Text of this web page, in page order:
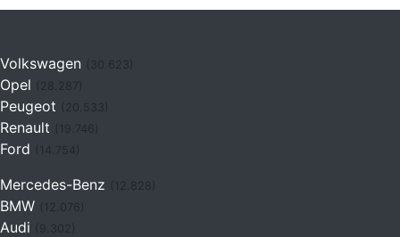
Volkswagen (30.623)
Opel
Peugeot
Renault (19.746)
Ford (14.754)
Mercedes-Benz
BMW (12.076)
Audi